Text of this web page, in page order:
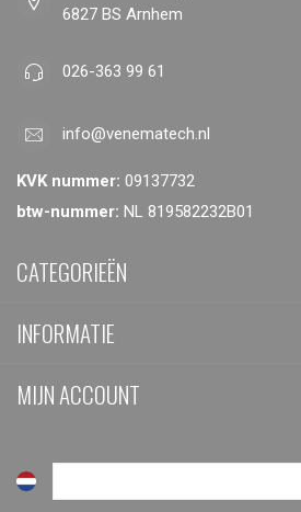
6827 BS Arnhem
026-363 99 61
info@venematech.nl
KVK nummer: 09137732
btw-nummer: NL 819582232B01
CATEGORIEËN
INFORMATIE
MIJN ACCOUNT